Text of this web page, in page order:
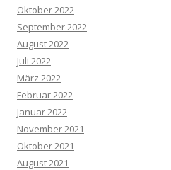
Oktober 2022
September 2022
August 2022
Juli 2022
März 2022
Februar 2022
Januar 2022
November 2021
Oktober 2021
August 2021